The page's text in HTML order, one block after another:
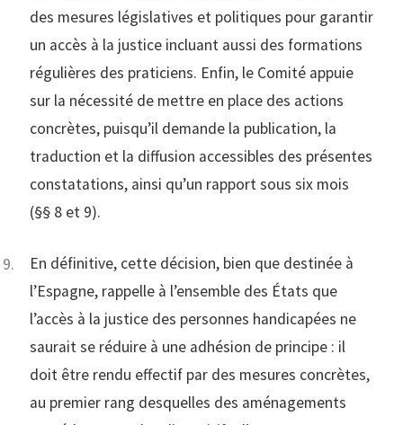
des mesures législatives et politiques pour garantir
un accès à la justice incluant aussi des formations
régulières des praticiens. Enfin, le Comité appuie
sur la nécessité de mettre en place des actions
concrètes, puisqu’il demande la publication, la
traduction et la diffusion accessibles des présentes
constatations, ainsi qu’un rapport sous six mois
(§§ 8 et 9).
En définitive, cette décision, bien que destinée à
l’Espagne, rappelle à l’ensemble des États que
l’accès à la justice des personnes handicapées ne
saurait se réduire à une adhésion de principe : il
doit être rendu effectif par des mesures concrètes,
au premier rang desquelles des aménagements